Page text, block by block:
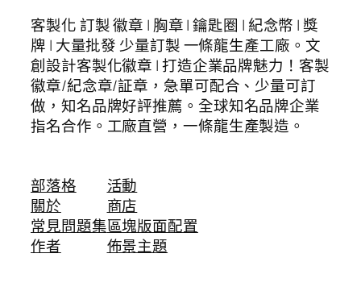
客製化 訂製 徽章 | 胸章 | 鑰匙圈 | 紀念幣 | 獎
牌 | 大量批發 少量訂製 一條龍生產工廠。文
創設計客製化徽章 | 打造企業品牌魅力！客製
徽章/紀念章/証章，急單可配合、少量可訂
做，知名品牌好評推薦。全球知名品牌企業
指名合作。工廠直營，一條龍生產製造。
部落格
關於
常見問題集
作者
活動
商店
區塊版面配置
佈景主題